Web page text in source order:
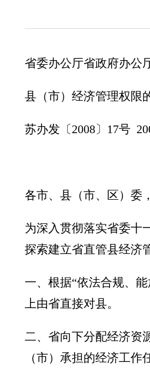
省委办公厅省政府办公
县（市）经济管理权限
苏办发〔2008〕17号
各市、县（市、区）委
为深入贯彻落实省委十
探索建立省直管县经济
一、根据“依法合规、
上由省直接对县。
二、省向下分配经济资
（市）承担的经济工作